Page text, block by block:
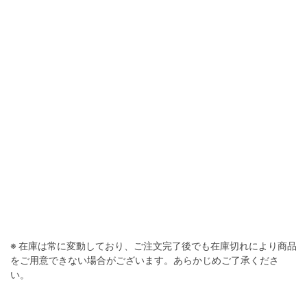
※ 在庫は常に変動しており、ご注文完了後でも在庫切れにより商品
をご用意できない場合がございます。あらかじめご了承くださ
い。